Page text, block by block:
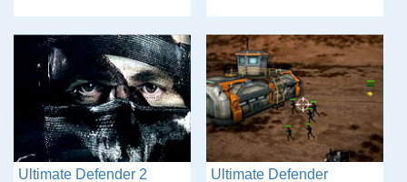
Ultimate Defender 2 Ultimate Defender